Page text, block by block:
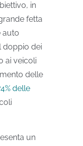
in
fetta
auto
doppio dei
ai veicoli
delle
delle
un